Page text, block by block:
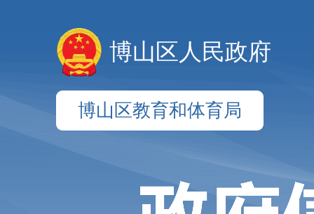
博山区人民政府
博山区教育和体育局